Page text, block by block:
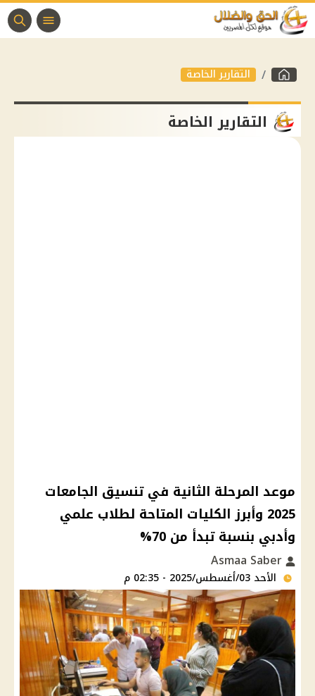
التقارير الخاصة
التقارير الخاصة
موعد المرحلة الثانية في تنسيق الجامعات
2025 وأبرز الكليات المتاحة لطلاب علمي
وأدبي بنسبة تبدأ من 70%
الأحد 03/أغسطس/2025 - 02:35 م